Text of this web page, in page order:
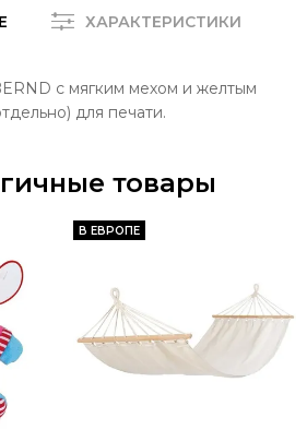
ХАРАКТЕРИСТИКИ
с мягким мехом и желтым
для печати.
товары
В ЕВРОПЕ